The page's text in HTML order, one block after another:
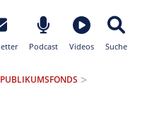
Podcast Videos Suche
PUBLIKUMSFONDS